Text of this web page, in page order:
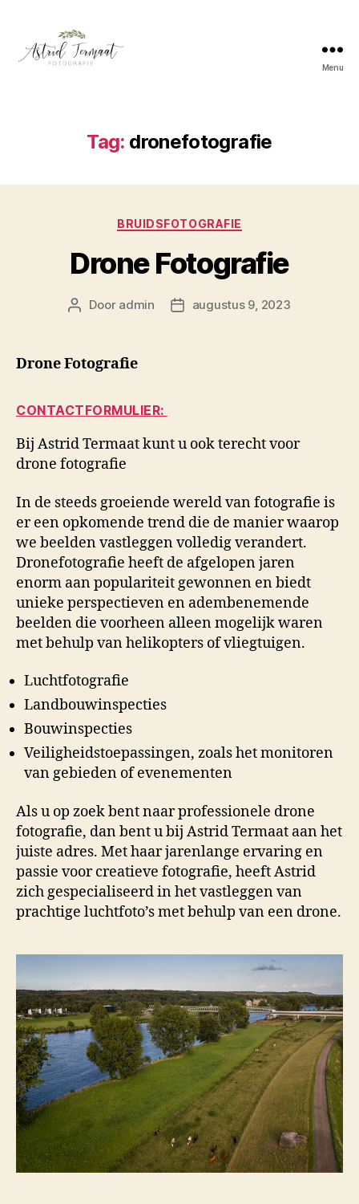
Menu
Tag: dronefotografie
Categorieën
BRUIDSFOTOGRAFIE
Drone Fotografie
Berichtauteur
Door admin Berichtdatum
augustus 9, 2023
Drone Fotografie
CONTACTFORMULIER:
Bij Astrid Termaat kunt u ook terecht voor
drone fotografie
In de steeds groeiende wereld van fotografie is
er een opkomende trend die de manier waarop
we beelden vastleggen volledig verandert.
Dronefotografie heeft de afgelopen jaren
enorm aan populariteit gewonnen en biedt
unieke perspectieven en adembenemende
beelden die voorheen alleen mogelijk waren
met behulp van helikopters of vliegtuigen.
Luchtfotografie
Landbouwinspecties
Bouwinspecties
Veiligheidstoepassingen, zoals het monitoren
van gebieden of evenementen
Als u op zoek bent naar professionele drone
fotografie, dan bent u bij Astrid Termaat aan het
juiste adres. Met haar jarenlange ervaring en
passie voor creatieve fotografie, heeft Astrid
zich gespecialiseerd in het vastleggen van
prachtige luchtfoto’s met behulp van een drone.